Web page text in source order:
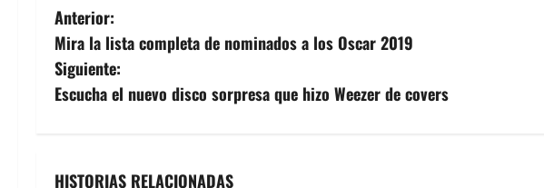
N
a
v
g
Anterior:
Mira la lista completa de nominados a los Oscar 2019
Siguiente:
Escucha el nuevo disco sorpresa que hizo Weezer de covers
HISTORIAS RELACIONADAS